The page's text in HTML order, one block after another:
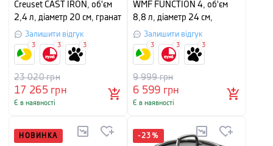
Creuset CAST IRON, об'єм
2,4 л, діаметр 20 см, гранат
Залишити відгук
17 265грн
23 020грн
Є в наявності
3 3 3
WMF FUNCTION 4, об'єм
8,8 л, діаметр 24 см,
сріблястий з червоним
Залишити відгук
6 599 грн
9 999грн
Є в наявності
3 3 3
НОВИНКА -23 %